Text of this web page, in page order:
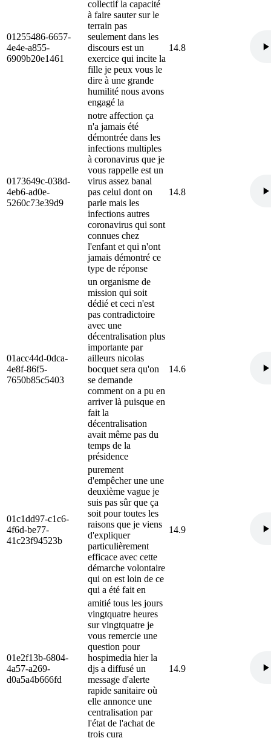
01255486-6657-
4e4e-a855-
6909b20e1461
collectif la capacité
à faire sauter sur le
terrain pas
seulement dans les
discours est un
exercice qui incite la
fille je peux vous le
dire à une grande
humilité nous avons
engagé la
14.8
0173649c-038d-
4eb6-ad0e-
5260c73e39d9
notre affection ça
n'a jamais été
démontrée dans les
infections multiples
à coronavirus que je
vous rappelle est un
virus assez banal
pas celui dont on
parle mais les
infections autres
coronavirus qui sont
connues chez
l'enfant et qui n'ont
jamais démontré ce
type de réponse
14.8
01acc44d-0dca-
4e8f-86f5-
7650b85c5403
un organisme de
mission qui soit
dédié et ceci n'est
pas contradictoire
avec une
décentralisation plus
importante par
ailleurs nicolas
bocquet sera qu'on
se demande
comment on a pu en
arriver là puisque en
fait la
décentralisation
avait même pas du
temps de la
présidence
14.6
01c1dd97-c1c6-
4f6d-be77-
41c23f94523b
purement
d'empêcher une une
deuxième vague je
suis pas sûr que ça
soit pour toutes les
raisons que je viens
d'expliquer
particulièrement
efficace avec cette
démarche volontaire
qui on est loin de ce
qui a été fait en
14.9
01e2f13b-6804-
4a57-a269-
d0a5a4b666fd
amitié tous les jours
vingtquatre heures
sur vingtquatre je
vous remercie une
question pour
hospimedia hier la
djs a diffusé un
message d'alerte
rapide sanitaire où
elle annonce une
centralisation par
l'état de l'achat de
trois cura
14.9